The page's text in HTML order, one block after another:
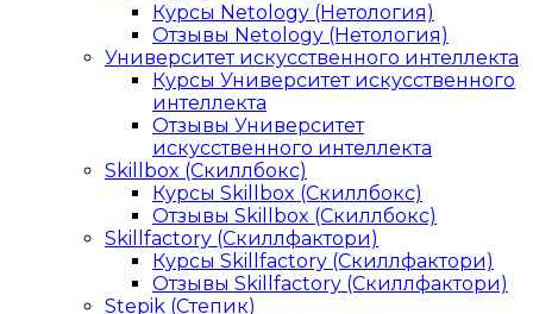
Курсы Netology (Нетология)
Отзывы Netology (Нетология)
Университет искусственного интеллекта
Курсы Университет искусственного
интеллекта
Отзывы Университет
искусственного интеллекта
Skillbox (Скиллбокс)
Курсы Skillbox (Скиллбокс)
Отзывы Skillbox (Скиллбокс)
Skillfactory (Скиллфактори)
Курсы Skillfactory (Скиллфактори)
Отзывы Skillfactory (Скиллфактори)
Stepik (Степик)